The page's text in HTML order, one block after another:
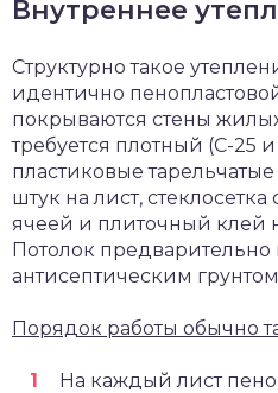
Внутреннее
Структурно такое
идентично
покрываются стены
требуется плотный (С-25
пластиковые
штук на лист,
ячеей и плиточный клей
Потолок предварительно
антисептическим
Порядок работы обычно
На каждый лист